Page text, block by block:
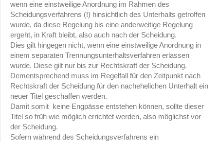
wenn eine einstweilige Anordnung im Rahmen des
Scheidungsverfahrens (!) hinsichtlich des Unterhalts getroffen
wurde, da diese Regelung bis eine anderweitige Regelung
ergeht, in Kraft bleibt, also auch nach der Scheidung.
Dies gilt hingegen nicht, wenn eine einstweilige Anordnung in
einem separaten Trennungsunterhaltsverfahren erlassen
wurde. Diese gilt nur bis zur Rechtskraft der Scheidung.
Dementsprechend muss im Regelfall für den Zeitpunkt nach
Rechtskraft der Scheidung für den nachehelichen Unterhalt ein
neuer Titel geschaffen werden.
Damit somit keine Engpässe entstehen können, sollte dieser
Titel so früh wie möglich errichtet werden, also möglichst vor
der Scheidung.
Sofern während des Scheidungsverfahrens ein